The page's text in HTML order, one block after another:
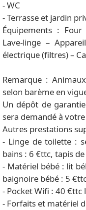
- WC
- Terrasse et jardin
Équipements :
Lave-linge –
électrique (filtres) –
Remarque :
selon barème en
Un dépôt de
sera demandé à
Autres prestations
- Linge de toilette :
bains : 6 €ttc, tapis
- Matériel bébé : lit
baignoire bébé : 5
- Pocket Wifi : 40 €ttc
- Forfaits et matériel